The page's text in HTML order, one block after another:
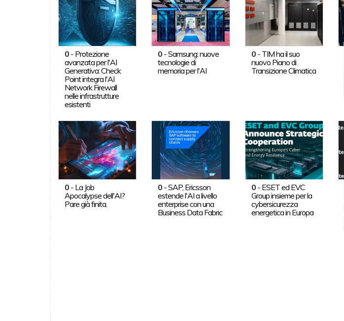
0- Protezione
avanzata per l'AI
Generativa: Check
Point integra l'AI
Network Firewall
nelle infrastrutture
esistenti
0 -Samsung: nuove
tecnologie di
memoria per l'AI
0- TIM ha il suo
nuovo Piano di
Transizione Climatica
0- La Job
Apocalypse dell'AI?
Pare già finita.
0 -SAP, Ericsson
estende l'AI a livello
enterprise con una
Business Data Fabric
0- ESET ed EVC
Group insieme per la
cybersicurezza
energetica in Europa